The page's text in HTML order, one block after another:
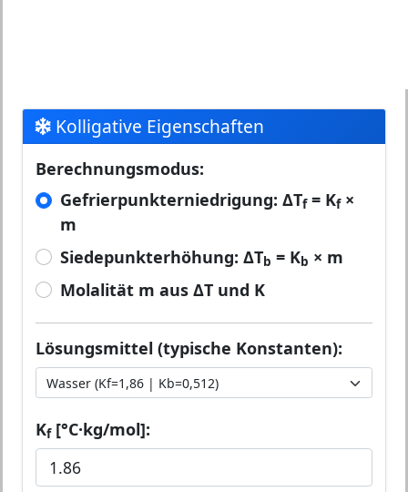
Kolligative Eigenschaften
Berechnungsmodus:
Gefrierpunkterniedrigung: ΔTf= Kf×
m
Siedepunkterhöhung: ΔTb = Kb × m
Molalität m aus ΔT und K
Lösungsmittel (typische Konstanten):
Kf[°C·kg/mol]: